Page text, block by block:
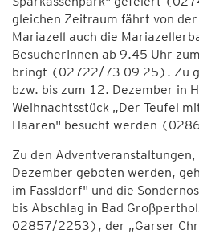
gleichen Zeitraum fährt von
Mariazell auch die
BesucherInnen ab 9.45 Uhr
bringt (02722/73 09 25). Zu
bzw. bis zum 12. Dezember in
Weihnachtsstück „Der Teufel
Haaren" besucht werden
Zu den
Dezember geboten werden,
im Fassldorf" und die
bis Abschlag in Bad
02857/2253), der „Garser